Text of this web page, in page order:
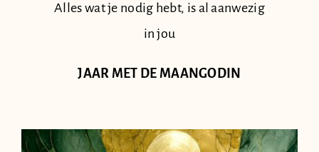
Alles wat je nodig hebt, is al aanwezig
in jou
JAAR MET DE MAANGODIN